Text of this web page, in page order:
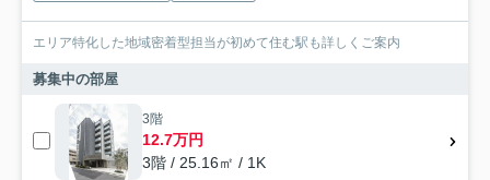
エリア特化した地域密着型担当が初めて住む駅も詳しくご案内
募集中の部屋
3階
12.7万円
3階 / 25.16㎡ / 1K